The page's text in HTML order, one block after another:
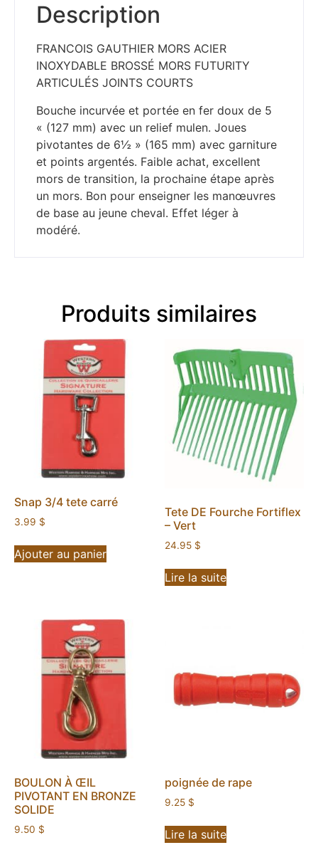
Description
FRANCOIS GAUTHIER MORS ACIER
INOXYDABLE BROSSÉ MORS FUTURITY
ARTICULÉS JOINTS COURTS
Bouche incurvée et portée en fer doux de 5
« (127 mm) avec un relief mulen. Joues
pivotantes de 6½ » (165 mm) avec garniture
et points argentés. Faible achat, excellent
mors de transition, la prochaine étape après
un mors. Bon pour enseigner les manœuvres
de base au jeune cheval. Effet léger à
modéré.
Produits similaires
Snap 3/4 tete carré
3.99 $
Ajouter au panier
Tete DE Fourche Fortiflex
– Vert
24.95 $
Lire la suite
BOULON À ŒIL
PIVOTANT EN BRONZE
SOLIDE
9.50 $
poignée de rape
9.25 $
Lire la suite